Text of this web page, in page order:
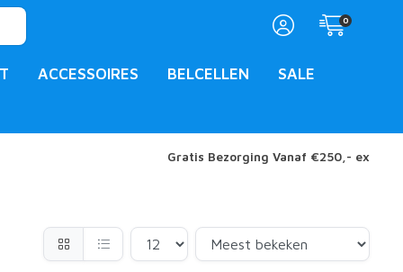
0
ACCESSOIRES BELCELLEN SALE
Gratis Bezorging Vanaf €250,- ex